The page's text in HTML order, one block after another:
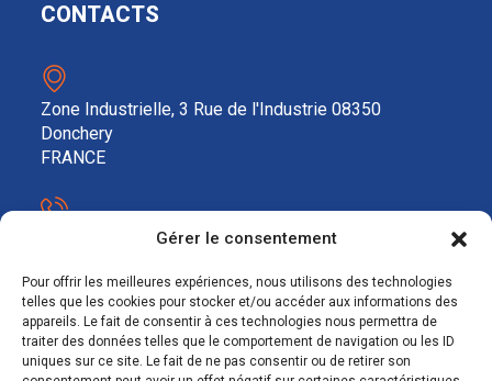
Gérer le consentement
Pour offrir les meilleures expériences, nous utilisons des technologies
telles que les cookies pour stocker et/ou accéder aux informations des
appareils. Le fait de consentir à ces technologies nous permettra de
traiter des données telles que le comportement de navigation ou les ID
uniques sur ce site. Le fait de ne pas consentir ou de retirer son
CONTACTS
Zone Industrielle, 3 Rue de l'Industrie 08350
Donchery
FRANCE
03 52 72 97 88
contact@ecosolar.energy
À PROPOS